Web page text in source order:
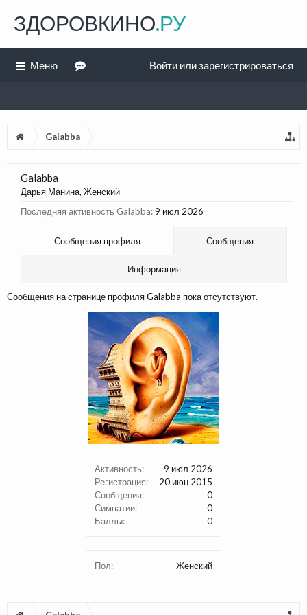
Galabba
Активность:
9 июл 2026
Регистрация:
20 июн 2015
Сообщения:
0
Симпатии:
0
Баллы:
0
Пол: Женский
Galabba
Дарья Манина, Женский
Последняя активность Galabba:9 июл 2026
Сообщения профиля Сообщения
Информация
Сообщения на странице профиля Galabba пока отсутствуют.
ЗДОРОВКИНО.РУ
Меню Войти или зарегистрироваться